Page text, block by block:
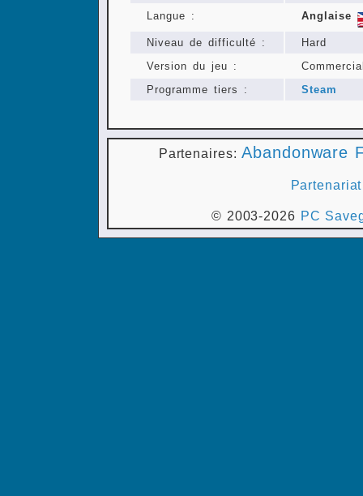
Langue :
Anglaise
Niveau de difficulté :
Hard
Version du jeu :
Programme tiers :
Steam
Partenaires:Abandonware
Partenariat
© 2003-2026 PC